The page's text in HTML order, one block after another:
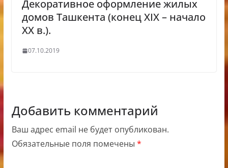
Декоративное оформление жилых
домов Ташкента (конец XIX – начало
XX в.).
07.10.2019
Добавить комментарий
Ваш адрес email не будет опубликован.
Обязательные поля помечены *